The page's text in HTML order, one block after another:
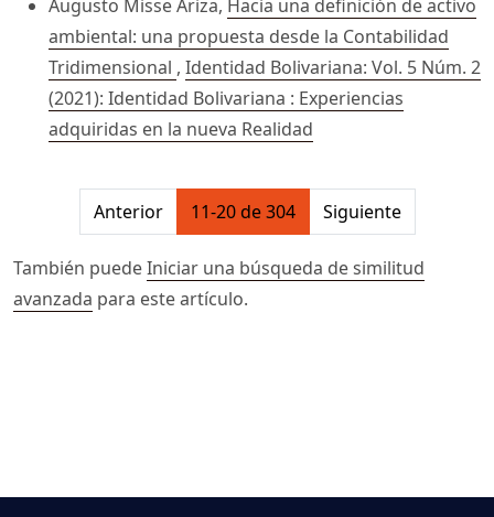
Augusto Misse Ariza, Hacia una definición de activo
ambiental: una propuesta desde la Contabilidad
Tridimensional , Identidad Bolivariana: Vol. 5 Núm. 2
(2021): Identidad Bolivariana : Experiencias
adquiridas en la nueva Realidad
##issue.pagination##
Anterior 11-20 de 304 Siguiente
También puedeIniciar una búsqueda de similitud
avanzada para este artículo.